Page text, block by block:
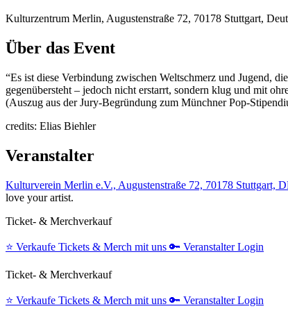
Kulturzentrum Merlin, Augustenstraße 72, 70178 Stuttgart,
Über das Event
“Es ist diese Verbindung zwischen Weltschmerz und Jugend,
gegenübersteht – jedoch nicht erstarrt, sondern klug und mit
(Auszug aus der Jury-Begründung zum Münchner Pop-
credits: Elias Biehler
Veranstalter
Kulturverein Merlin e.V., Augustenstraße 72, 70178 Stuttgart,
love your artist.
Ticket- & Merchverkauf
⭐️ Verkaufe Tickets & Merch mit uns 🔑 Veranstalter Login
Ticket- & Merchverkauf
⭐️ Verkaufe Tickets & Merch mit uns 🔑 Veranstalter Login